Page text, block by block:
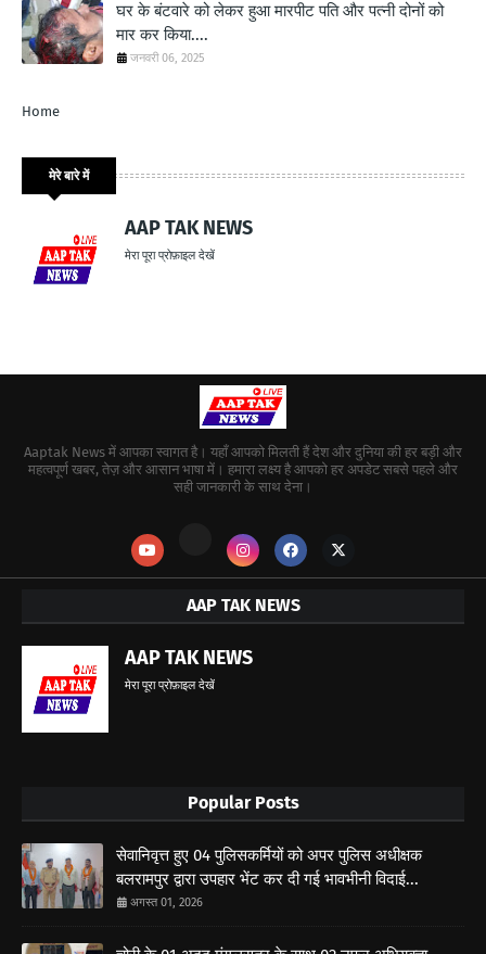
घर के बंटवारे को लेकर हुआ मारपीट पति और पत्नी दोनों को
मार कर किया....
जनवरी 06, 2025
Home
मेरे बारे में
AAP TAK NEWS
मेरा पूरा प्रोफ़ाइल देखें
Aaptak News में आपका स्वागत है। यहाँ आपको मिलती हैं देश और दुनिया की हर बड़ी और
महत्वपूर्ण खबर, तेज़ और आसान भाषा में। हमारा लक्ष्य है आपको हर अपडेट सबसे पहले और
सही जानकारी के साथ देना।
AAP TAK NEWS
AAP TAK NEWS
मेरा पूरा प्रोफ़ाइल देखें
Popular Posts
सेवानिवृत्त हुए 04 पुलिसकर्मियों को अपर पुलिस अधीक्षक
बलरामपुर द्वारा उपहार भेंट कर दी गई भावभीनी विदाई...
अगस्त 01, 2026